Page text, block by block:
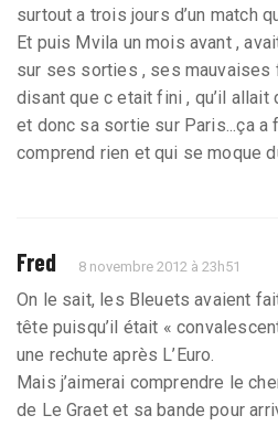
surtout a trois jours d’un match
Et puis Mvila un mois avant ,
sur ses sorties , ses mauvaises
disant que c etait fini , qu’il allait
et donc sa sortie sur Paris...ça a
comprend rien et qui se moque
Fred 8 novembre 2012 à 23h51
On le sait, les Bleuets avaient
tête puisqu’il était «
une rechute après L’Euro.
Mais j’aimerai comprendre le
de Le Graet et sa bande pour